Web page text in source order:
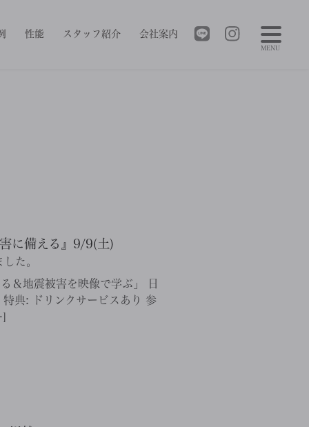
性能 スタッフ紹介 会社案内
に備える』9/9(土)
た。
＆地震被害を映像で学ぶ」 日
典: ドリンクサービスあり 参
MENU